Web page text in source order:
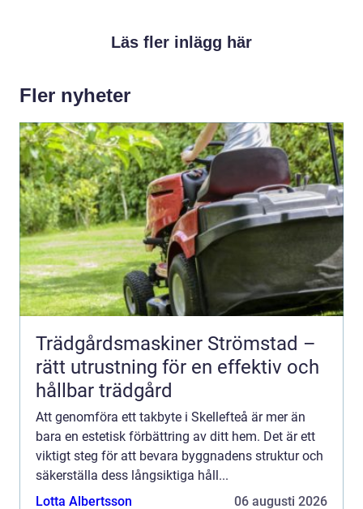
Läs fler inlägg här
Fler nyheter
Trädgårdsmaskiner Strömstad –
rätt utrustning för en effektiv och
hållbar trädgård
Att genomföra ett takbyte i Skellefteå är mer än
bara en estetisk förbättring av ditt hem. Det är ett
viktigt steg för att bevara byggnadens struktur och
säkerställa dess långsiktiga håll...
Lotta Albertsson
06 augusti 2026